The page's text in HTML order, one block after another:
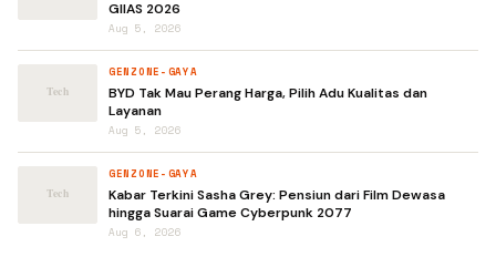
GIIAS 2026
Aug 5, 2026
GENZONE-GAYA
BYD Tak Mau Perang Harga, Pilih Adu Kualitas dan
Layanan
Aug 5, 2026
GENZONE-GAYA
Kabar Terkini Sasha Grey: Pensiun dari Film Dewasa
hingga Suarai Game Cyberpunk 2077
Aug 6, 2026